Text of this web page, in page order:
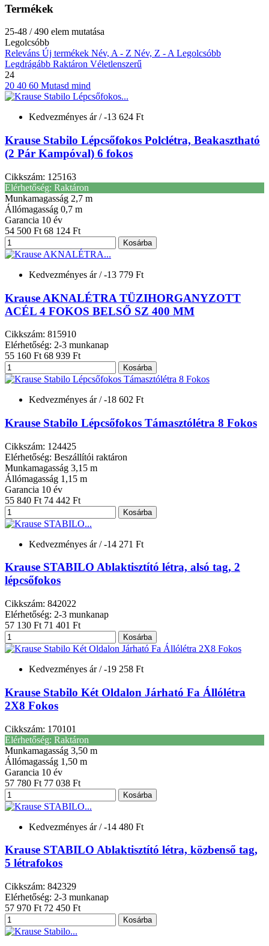
Termékek
25-48 / 490 elem mutatása
Legolcsóbb
Releváns Új termékek Név, A - Z Név, Z - ALegolcsóbb
Legdrágább Raktáron Véletlenszerű
24
20 40 60 Mutasd mind
Kedvezményes ár/ -13 624 Ft
Krause Stabilo Lépcsőfokos Polclétra, Beakasztható
(2 Pár Kampóval) 6 fokos
Cikkszám: 125163
Elérhetőség: Raktáron
Munkamagasság 2,7 m
Állómagasság 0,7 m
Garancia 10 év
54 500 Ft 68 124 Ft
Kosárba
Kedvezményes ár/ -13 779 Ft
Krause AKNALÉTRA TÜZIHORGANYZOTT
ACÉL 4 FOKOS BELSŐ SZ 400 MM
Cikkszám: 815910
Elérhetőség: 2-3 munkanap
55 160 Ft 68 939 Ft
Kosárba
Kedvezményes ár/ -18 602 Ft
Krause Stabilo Lépcsőfokos Támasztólétra 8 Fokos
Cikkszám: 124425
Elérhetőség: Beszállítói raktáron
Munkamagasság 3,15 m
Állómagasság 1,15 m
Garancia 10 év
55 840 Ft 74 442 Ft
Kosárba
Kedvezményes ár/ -14 271 Ft
Krause STABILO Ablaktisztító létra, alsó tag, 2
lépcsőfokos
Cikkszám: 842022
Elérhetőség: 2-3 munkanap
57 130 Ft 71 401 Ft
Kosárba
Kedvezményes ár/ -19 258 Ft
Krause Stabilo Két Oldalon Járható Fa Állólétra
2X8 Fokos
Cikkszám: 170101
Elérhetőség: Raktáron
Munkamagasság 3,50 m
Állómagasság 1,50 m
Garancia 10 év
57 780 Ft 77 038 Ft
Kosárba
Kedvezményes ár/ -14 480 Ft
Krause STABILO Ablaktisztító létra, közbenső tag,
5 létrafokos
Cikkszám: 842329
Elérhetőség: 2-3 munkanap
57 970 Ft 72 450 Ft
Kosárba